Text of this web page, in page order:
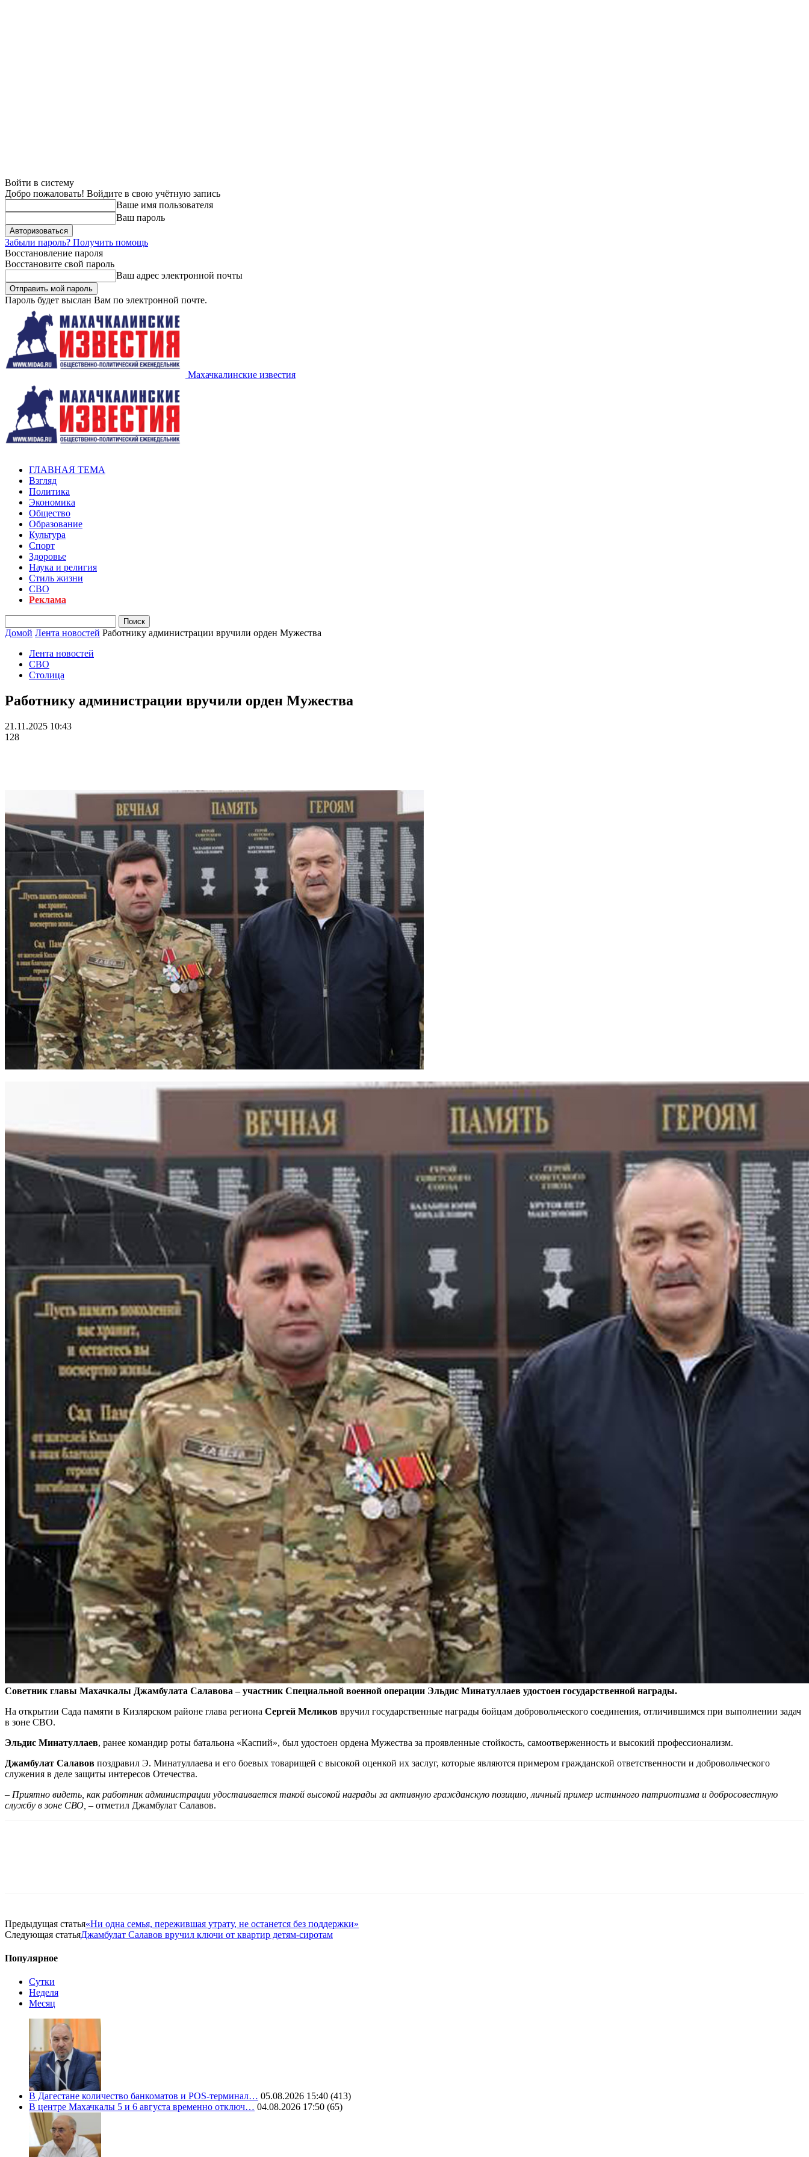
Войти в систему
Добро пожаловать! Войдите в свою учётную запись
Ваше имя пользователя
Ваш пароль
Забыли пароль? Получить помощь
Восстановление пароля
Восстановите свой пароль
Ваш адрес электронной почты
Пароль будет выслан Вам по электронной почте.
Махачкалинские известия
ГЛАВНАЯ ТЕМА
Взгляд
Политика
Экономика
Общество
Образование
Культура
Спорт
Здоровье
Наука и религия
Стиль жизни
СВО
Реклама
Домой Лента новостей Работнику администрации вручили орден Мужества
Лента новостей
СВО
Столица
Работнику администрации вручили орден Мужества
21.11.2025 10:43
128
Советник главы Махачкалы Джамбулата Салавова – участник Специальной военной операции Эльдис Минатуллаев удостоен государственной награды.
На открытии Сада памяти в Кизлярском районе глава региона Сергей Меликов вручил государственные награды бойцам добровольческого соединения, отличившимся при выполнении задач
в зоне СВО.
Эльдис Минатуллаев, ранее командир роты батальона «Каспий», был удостоен ордена Мужества за проявленные стойкость, самоотверженность и высокий профессионализм.
Джамбулат Салавов поздравил Э. Минатуллаева и его боевых товарищей с высокой оценкой их заслуг, которые являются примером гражданской ответственности и добровольческого
служения в деле защиты интересов Отечества.
– Приятно видеть, как работник администрации удостаивается такой высокой награды за активную гражданскую позицию, личный пример истинного патриотизма и добросовестную
службу в зоне СВО, – отметил Джамбулат Салавов.
Предыдущая статья«Ни одна семья, пережившая утрату, не останется без поддержки»
Следующая статьяДжамбулат Салавов вручил ключи от квартир детям-сиротам
Популярное
Сутки
Неделя
Месяц
В Дагестане количество банкоматов и POS-терминал… 05.08.2026 15:40 (413)
В центре Махачкалы 5 и 6 августа временно отключ… 04.08.2026 17:50 (65)